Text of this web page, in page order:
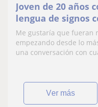
Joven de 20 años
lengua de signos
me gustaría dar a
comunicarnos
Me gustaría que fueran
empezando desde lo
una conversación con
ver más